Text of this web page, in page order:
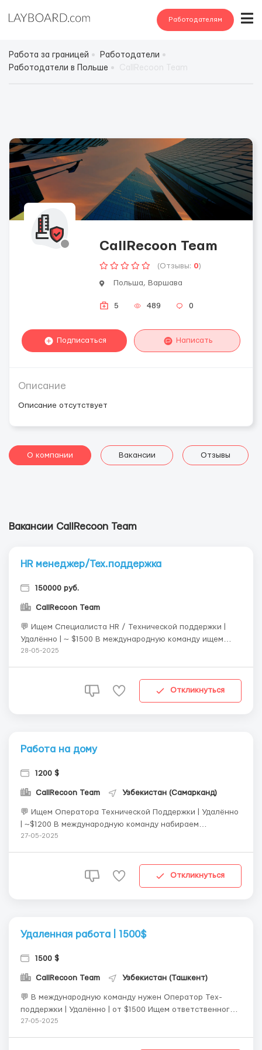
Работодателям
Работа за границей
Работодатели
Работодатели в Польше
CallRecoon Team
(Отзывы: 0)
Польша, Варшава
5 489 0
Подписаться Написать
Описание
Описание отсутствует
О компании Вакансии Отзывы
Вакансии CallRecoon Team
HR менеджер/Тех.поддержка
150000 руб.
CallRecoon Team
💬 Ищем Специалиста HR / Технической поддержки |
Удалённо | ~ $1500 В международную команду ищем
внимательного и ответственного кандидата в отдел
Отвечать на обращения сотрудников или кл...
28-05-2025
Откликнуться
Работа на дому
1200 $
CallRecoon Team Узбекистан (Самарканд)
💬 Ищем Оператора Технической Поддержки | Удалённо
| ~$1200 В международную команду набираем
операторов техподдержки — подойдёт даже без опыта!
работу. 📌 Что нужно делать: — Отвечать ...
27-05-2025
Откликнуться
Удаленная работа | 1500$
1500 $
CallRecoon Team Узбекистан (Ташкент)
💬 В международную команду нужен Оператор Тех-
поддержки | Удалённо | от $1500 Ищем ответственного и
внимательного человека для удалённой работы в
27-05-2025